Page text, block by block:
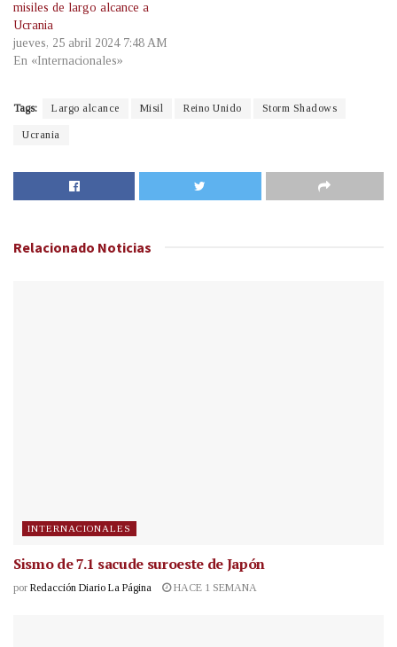
misiles de largo alcance a
Ucrania
jueves, 25 abril 2024 7:48 AM
En «Internacionales»
Tags: Largo alcance Misil Reino Unido Storm Shadows
Ucrania
Relacionado Noticias
INTERNACIONALES
Sismo de 7.1 sacude suroeste de Japón
por Redacción Diario La Página HACE 1 SEMANA